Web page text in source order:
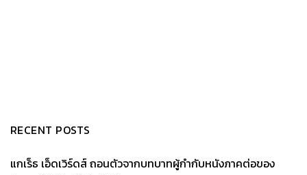
RECENT POSTS
แกเร็ธ เอ็ดเวิร์ดส์ ถอนตัวจากบทบาทผู้กำกับหนังภาคต่อของ